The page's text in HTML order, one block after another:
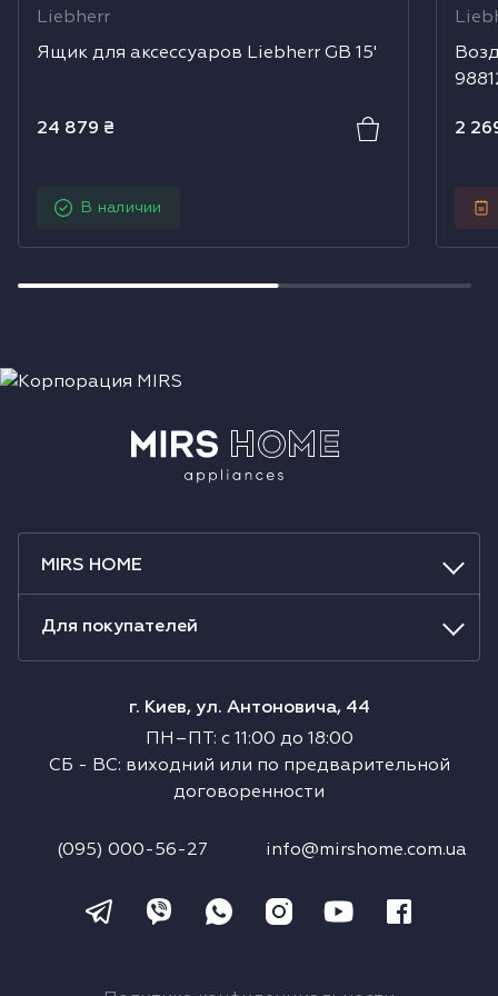
Liebherr
Ящик для аксессуаров Liebherr GB 15'
24 879 ₴
В наличии
2
MIRS HOME
Для покупателей
г. Киев, ул. Антоновича, 44
ПН–ПТ : с11:00 до 18:00
СБ - ВС: виходний или по предварительной
договоренности
info@mirshome.com.ua
(095) 000-56-27